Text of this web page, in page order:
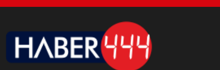
MAGAZIN
EGITIM